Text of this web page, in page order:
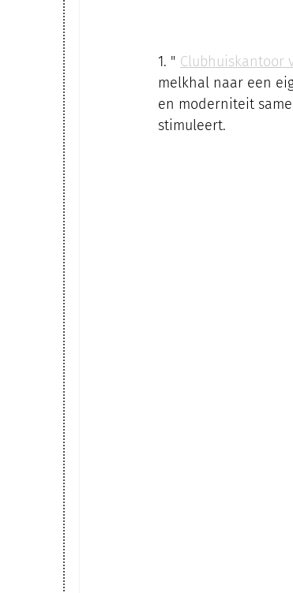
1. " Clubhuiskantoor
melkhal naar een
en moderniteit
stimuleert.